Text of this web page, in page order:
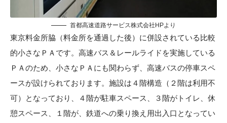
首都高速道路サービス株式会社HPより
東京料金所脇（料金所を通過した後）に併設されている比較
的小さなＰＡです。高速バス＆レールライドを実施している
ＰＡのため、小さなＰＡにも関わらず、高速バスの停車スペ
ースが設けられております。施設は４階構造（２階は利用不
可）となっており、４階が駐車スペース、３階がトイレ、休
憩スペース、１階が、鉄道への乗り換え用出入口となってい